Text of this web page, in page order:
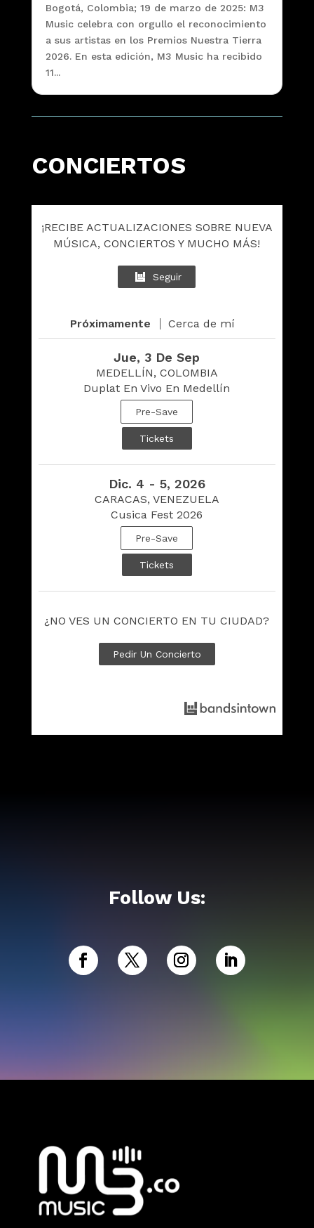
Bogotá, Colombia; 19 de marzo de 2025: M3
Music celebra con orgullo el reconocimiento
a sus artistas en los Premios Nuestra Tierra
2026. En esta edición, M3 Music ha recibido
11...
CONCIERTOS
¡RECIBE ACTUALIZACIONES SOBRE NUEVA
MÚSICA, CONCIERTOS Y MUCHO MÁS!
Seguir
Próximamente | Cerca de mí
Jue, 3 De Sep
MEDELLÍN, COLOMBIA
Duplat En Vivo En Medellín
Pre-Save
Tickets
Dic. 4 - 5, 2026
CARACAS, VENEZUELA
Cusica Fest 2026
Pre-Save
Tickets
¿NO VES UN CONCIERTO EN TU CIUDAD?
Pedir Un Concierto
Follow Us: